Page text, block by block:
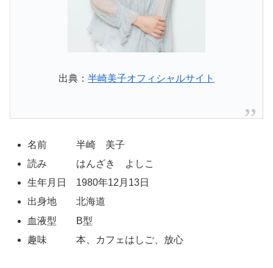
出典： 半崎美子オフィシャルサイト
名前 半崎 美子
読み はんざき よしこ
生年月日 1980年12月13日
出身地 北海道
血液型 B型
趣味 本、カフェはしご、放心